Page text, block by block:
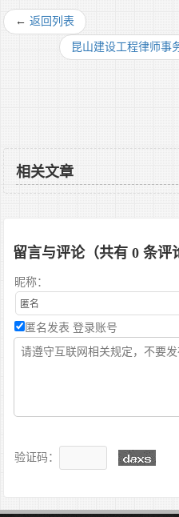
←返回列表
昆山建设工程律师事
相关文章
留言与评论（共有0 条评
昵称：
匿名发表登录账号
验证码：